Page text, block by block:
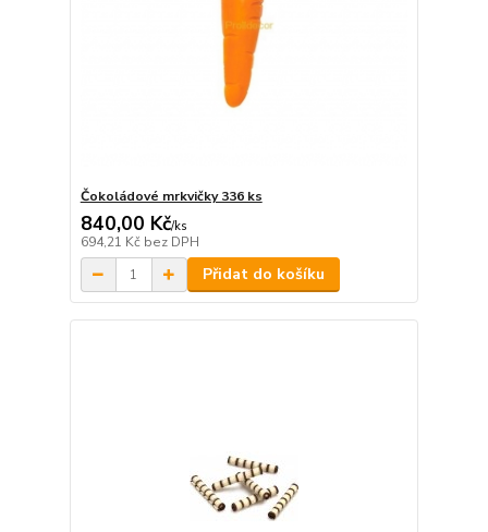
Čokoládové mrkvičky 336 ks
840,00 Kč/ks
694,21 Kč bez DPH
Přidat do košíku